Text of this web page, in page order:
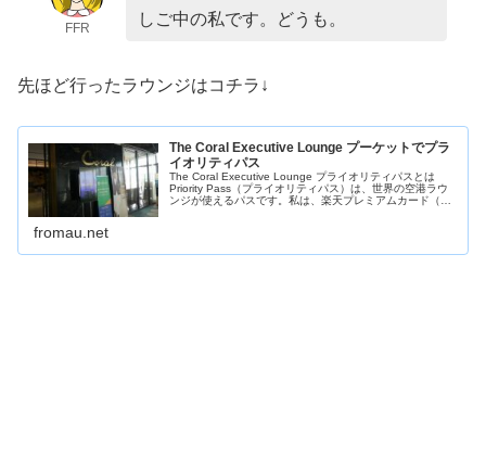
FFR
しご中の私です。どうも。
先ほど行ったラウンジはコチラ↓
The Coral Executive Lounge プーケットでプラ
イオリティパス
The Coral Executive Lounge プライオリティパスとは
Priority Pass（プライオリティパス）は、世界の空港ラウ
ンジが使えるパスです。私は、楽天プレミアムカード（年
fromau.net